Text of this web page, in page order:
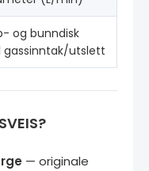
og bunndisk
gassinntak/utslett
— originale